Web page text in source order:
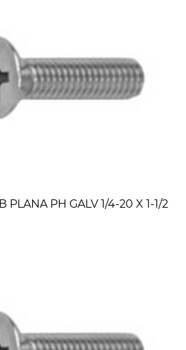
PLANA PH GALV 1/4-20 X 1-1/2